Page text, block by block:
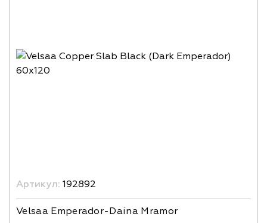
Артикул: 192892
Velsaa Emperador-Daina Mramor